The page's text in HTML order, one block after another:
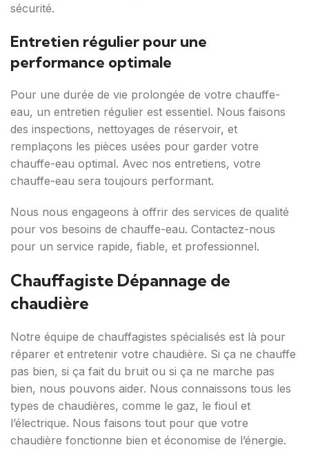
sécurité.
Entretien régulier pour une
performance optimale
Pour une durée de vie prolongée de votre chauffe-
eau, un entretien régulier est essentiel. Nous faisons
des inspections, nettoyages de réservoir, et
remplaçons les pièces usées pour garder votre
chauffe-eau optimal. Avec nos entretiens, votre
chauffe-eau sera toujours performant.
Nous nous engageons à offrir des services de qualité
pour vos besoins de chauffe-eau. Contactez-nous
pour un service rapide, fiable, et professionnel.
Chauffagiste Dépannage de
chaudière
Notre équipe de chauffagistes spécialisés est là pour
réparer et entretenir votre chaudière. Si ça ne chauffe
pas bien, si ça fait du bruit ou si ça ne marche pas
bien, nous pouvons aider. Nous connaissons tous les
types de chaudières, comme le gaz, le fioul et
l’électrique. Nous faisons tout pour que votre
chaudière fonctionne bien et économise de l’énergie.